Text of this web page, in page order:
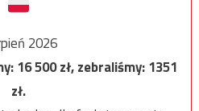
2026
16 500zł, zebraliśmy:1351
zł.